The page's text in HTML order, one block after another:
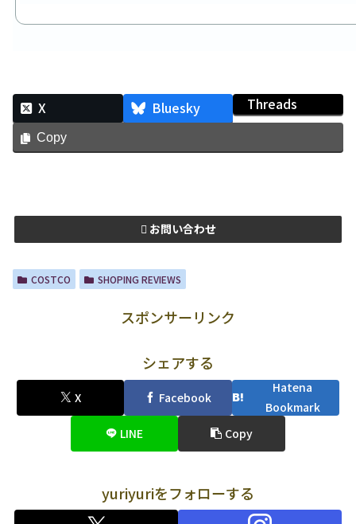
X Bluesky Threads
Copy
お問い合わせ
COSTCO SHOPING REVIEWS
スポンサーリンク
シェアする
X Facebook
Hatena
Bookmark
LINE
Copy
yuriyuriをフォローする